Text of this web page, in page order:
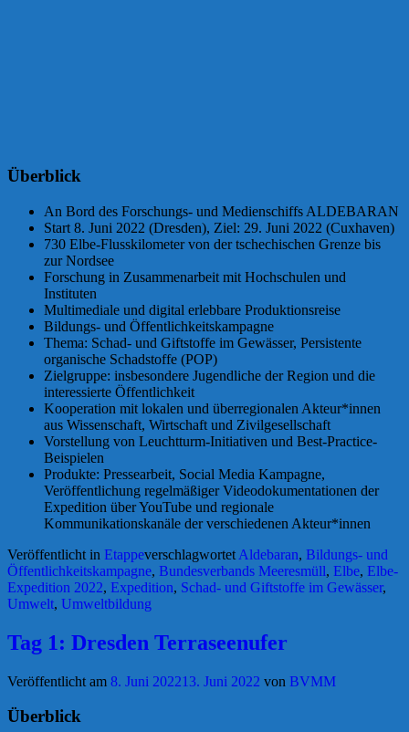
Überblick
An Bord des Forschungs- und Medienschiffs ALDEBARAN
Start 8. Juni 2022 (Dresden), Ziel: 29. Juni 2022 (Cuxhaven)
730 Elbe-Flusskilometer von der tschechischen Grenze bis
zur Nordsee
Forschung in Zusammenarbeit mit Hochschulen und
Instituten
Multimediale und digital erlebbare Produktionsreise
Bildungs- und Öffentlichkeitskampagne
Thema: Schad- und Giftstoffe im Gewässer, Persistente
organische Schadstoffe (POP)
Zielgruppe: insbesondere Jugendliche der Region und die
interessierte Öffentlichkeit
Kooperation mit lokalen und überregionalen Akteur*innen
aus Wissenschaft, Wirtschaft und Zivilgesellschaft
Vorstellung von Leuchtturm-Initiativen und Best-Practice-
Beispielen
Produkte: Pressearbeit, Social Media Kampagne,
Veröffentlichung regelmäßiger Videodokumentationen der
Expedition über YouTube und regionale
Kommunikationskanäle der verschiedenen Akteur*innen
Veröffentlicht in Etappeverschlagwortet Aldebaran, Bildungs- und
Öffentlichkeitskampagne, Bundesverbands Meeresmüll, Elbe, Elbe-
Expedition 2022, Expedition, Schad- und Giftstoffe im Gewässer,
Umwelt, Umweltbildung
Tag 1: Dresden Terraseenufer
Veröffentlicht am 8. Juni 202213. Juni 2022 von BVMM
Überblick